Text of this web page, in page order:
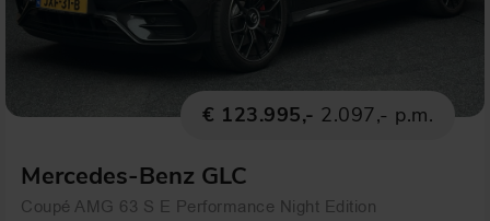
€ 123.995,- 2.097,- p.m.
Mercedes-Benz GLC
Coupé AMG 63 S E Performance Night Edition